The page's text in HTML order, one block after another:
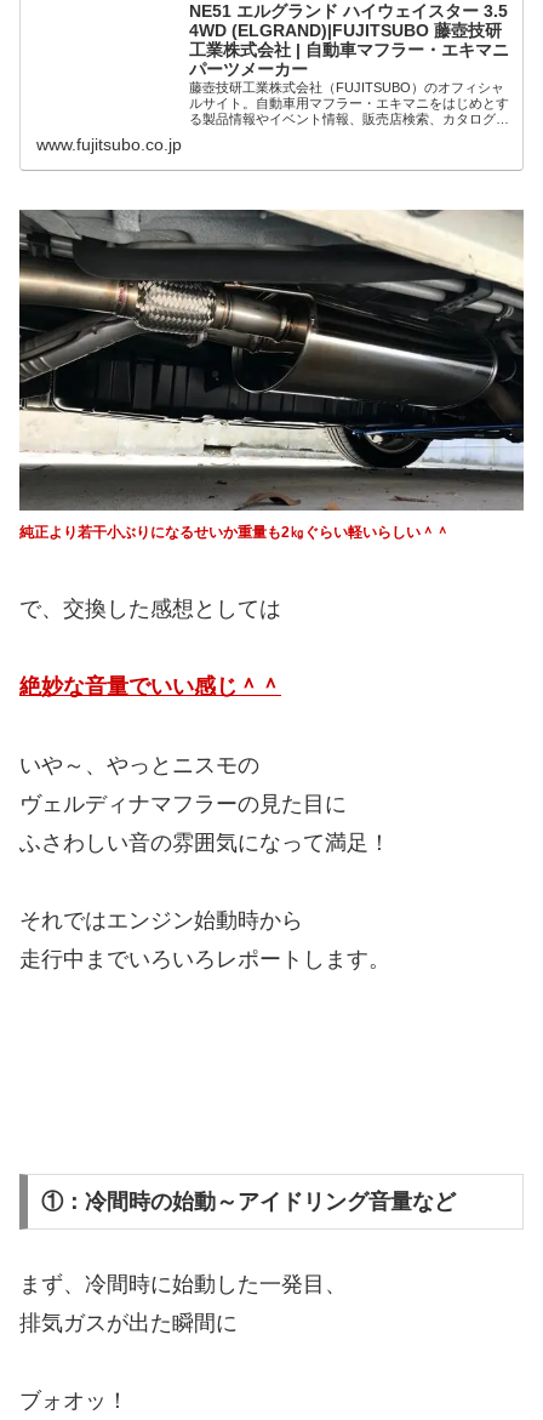
NE51 エルグランド ハイウェイスター 3.5
4WD (ELGRAND)|FUJITSUBO 藤壺技研
工業株式会社 | 自動車マフラー・エキマニ
パーツメーカー
藤壺技研工業株式会社（FUJITSUBO）のオフィシャ
ルサイト。自動車用マフラー・エキマニをはじめとす
る製品情報やイベント情報、販売店検索、カタログ請
www.fujitsubo.co.jp
純正より若干小ぶりになるせいか重量も2㎏ぐらい軽いらしい＾＾
で、交換した感想としては
絶妙な音量でいい感じ＾＾
いや～、やっとニスモの
ヴェルディナマフラーの見た目に
ふさわしい音の雰囲気になって満足！
それではエンジン始動時から
走行中までいろいろレポートします。
①：冷間時の始動～アイドリング音量など
まず、冷間時に始動した一発目、
排気ガスが出た瞬間に
ブォオッ！